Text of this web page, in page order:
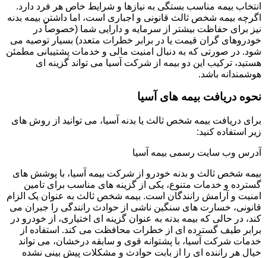
انتخاب بیمه مناسب بستگی به نیازها و شرایط خاص هر فرد دارد.
اگرچه بیمه شخص ثالث قانونی و اجباری است، اما داشتن بیمه بدنه
نیز برای حفاظت بیشتر از سرمایه و دارایی شما (خصوصاً در
خودروهای گران قیمت یا در برابر خطرات متعدد) بسیار توصیه می
شود. در صورتی که به دنبال امنیت مالی و خدمات پشتیبانی مطمئن
هستید، ترکیب این دو بیمه از شرکت آسیا می تواند گزینه ای
هوشمندانه باشد.
نحوه دریافت بیمه های آسیا
برای دریافت بیمه شخص ثالث یا بدنه آسیا، می توانید از روش های
زیر استفاده کنید:
آدرس وب سایت رسمی بیمه آسیا
بیمه شخص ثالث و بدنه خودرو از شرکت بیمه آسیا، با پوشش های
گسترده و خدمات متنوع، یکی از گزینه های مناسب برای تامین
امنیت و آرامش رانندگان است. بیمه شخص ثالث به عنوان یک الزام
قانونی، خسارت های سنگین ناشی از حوادث رانندگی را جبران می
کند، در حالی که بیمه بدنه به عنوان گزینه ای اختیاری، از خودرو در
برابر طیف گسترده ای از خطرات محافظت می کند. استفاده از
خدمات شرکت آسیا، با پشتوانه قوی و سابقه درخشان، می تواند
خیال هر راننده ای را از بابت حوادث و مشکلات پیش بینی نشده